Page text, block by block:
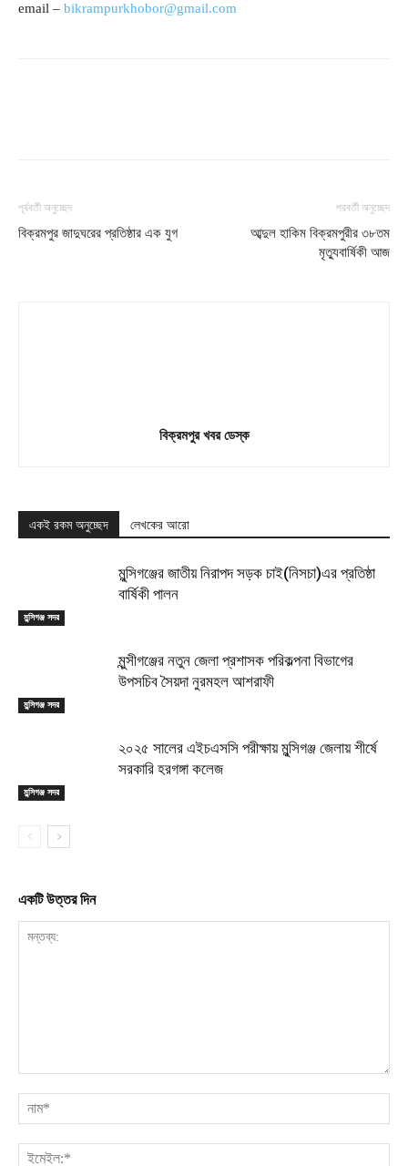
email – bikrampurkhobor@gmail.com
পূর্ববর্তী অনুচ্ছেদ
বিক্রমপুর জাদুঘরের প্রতিষ্ঠার এক যুগ
পরবর্তী অনুচ্ছেদ
আব্দুল হাকিম বিক্রমপুরীর ৩৮তম
মৃত্যুবার্ষিকী আজ
বিক্রমপুর খবর ডেস্ক
একই রকম অনুচ্ছেদ লেখকের আরো
মুন্সিগঞ্জ সদর
মুন্সিগঞ্জের জাতীয় নিরাপদ সড়ক চাই(নিসচা)এর প্রতিষ্ঠা
বার্ষিকী পালন
মুন্সিগঞ্জ সদর
মুন্সীগঞ্জের নতুন জেলা প্রশাসক পরিকল্পনা বিভাগের
উপসচিব সৈয়দা নুরমহল আশরাফী
মুন্সিগঞ্জ সদর
২০২৫ সালের এইচএসসি পরীক্ষায় মুন্সিগঞ্জ জেলায় শীর্ষে
সরকারি হরগঙ্গা কলেজ
একটি উত্তর দিন